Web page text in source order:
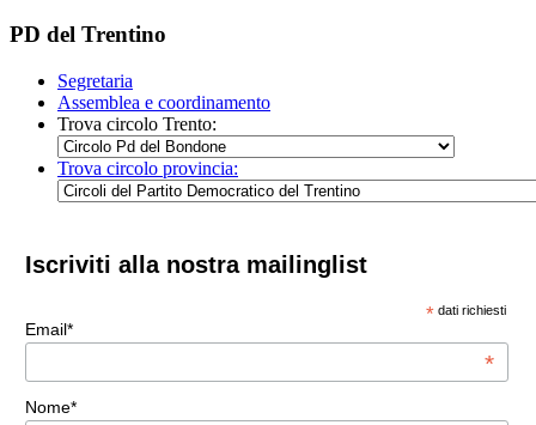
PD del Trentino
Segretaria
Assemblea e coordinamento
Trova circolo Trento:
Trova circolo provincia:
Iscriviti alla nostra mailinglist
* dati richiesti
Email*
*
Nome*